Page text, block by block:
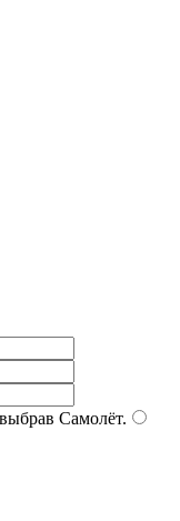
Самолёт.